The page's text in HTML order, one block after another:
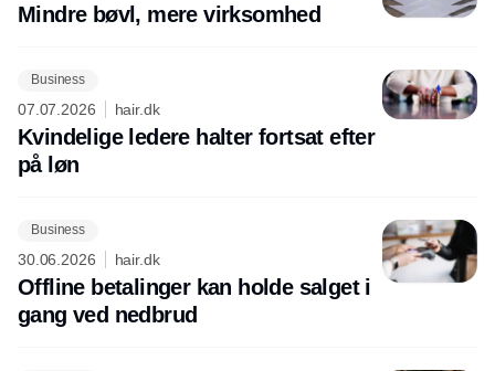
Mindre bøvl, mere virksomhed
Business
07.07.2026 hair.dk
Kvindelige ledere halter fortsat efter
på løn
Business
30.06.2026 hair.dk
Offline betalinger kan holde salget i
gang ved nedbrud